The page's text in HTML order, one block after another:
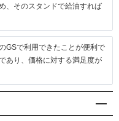
、そのスタンドで給油すれば
GSで利用できたことが便利で
あり、価格に対する満足度が